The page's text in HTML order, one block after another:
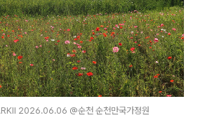
2026.06.06 @순천 순천만국가정원